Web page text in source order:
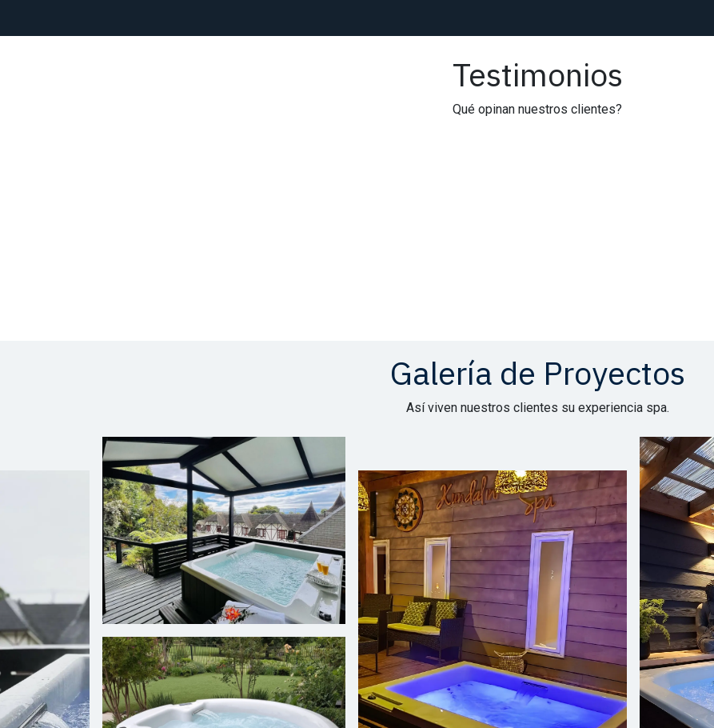
Testimonios
Qué opinan nuestros clientes?
Galería de Proyectos
Así viven nuestros clientes su experiencia spa.